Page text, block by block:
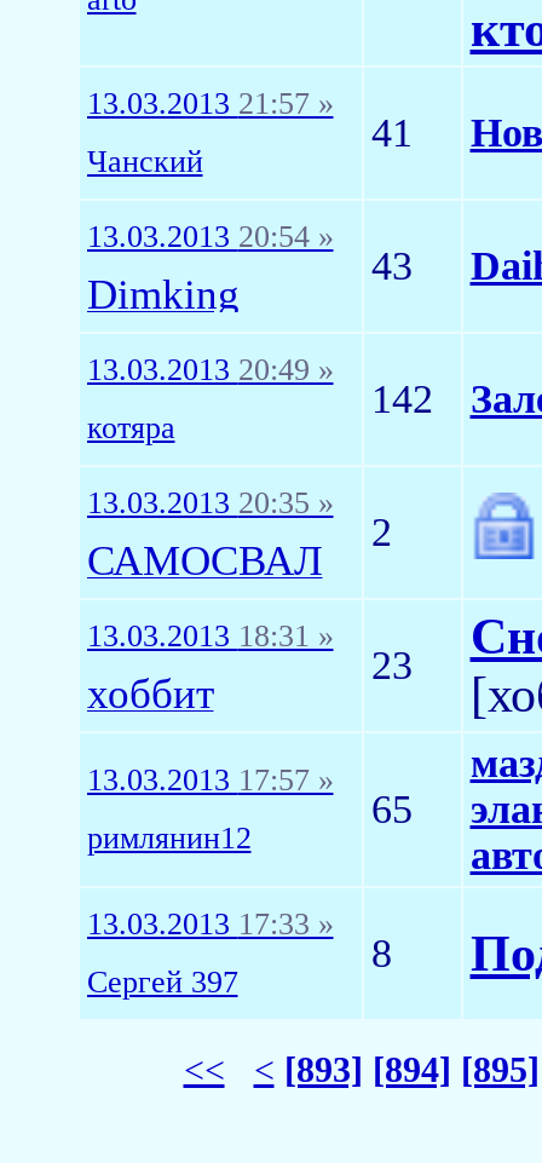
13.03.2013 21:57 »
Чанский
41
13.03.2013 20:54 »
Dimking
43
13.03.2013 20:49 »
котяра
142
13.03.2013 20:35 »
САМОСВАЛ
2
13.03.2013 18:31 »
хоббит
23
13.03.2013 17:57 »
римлянин12
65
13.03.2013 17:33 »
Сергей 397
8
<< < [893] [894] [895]